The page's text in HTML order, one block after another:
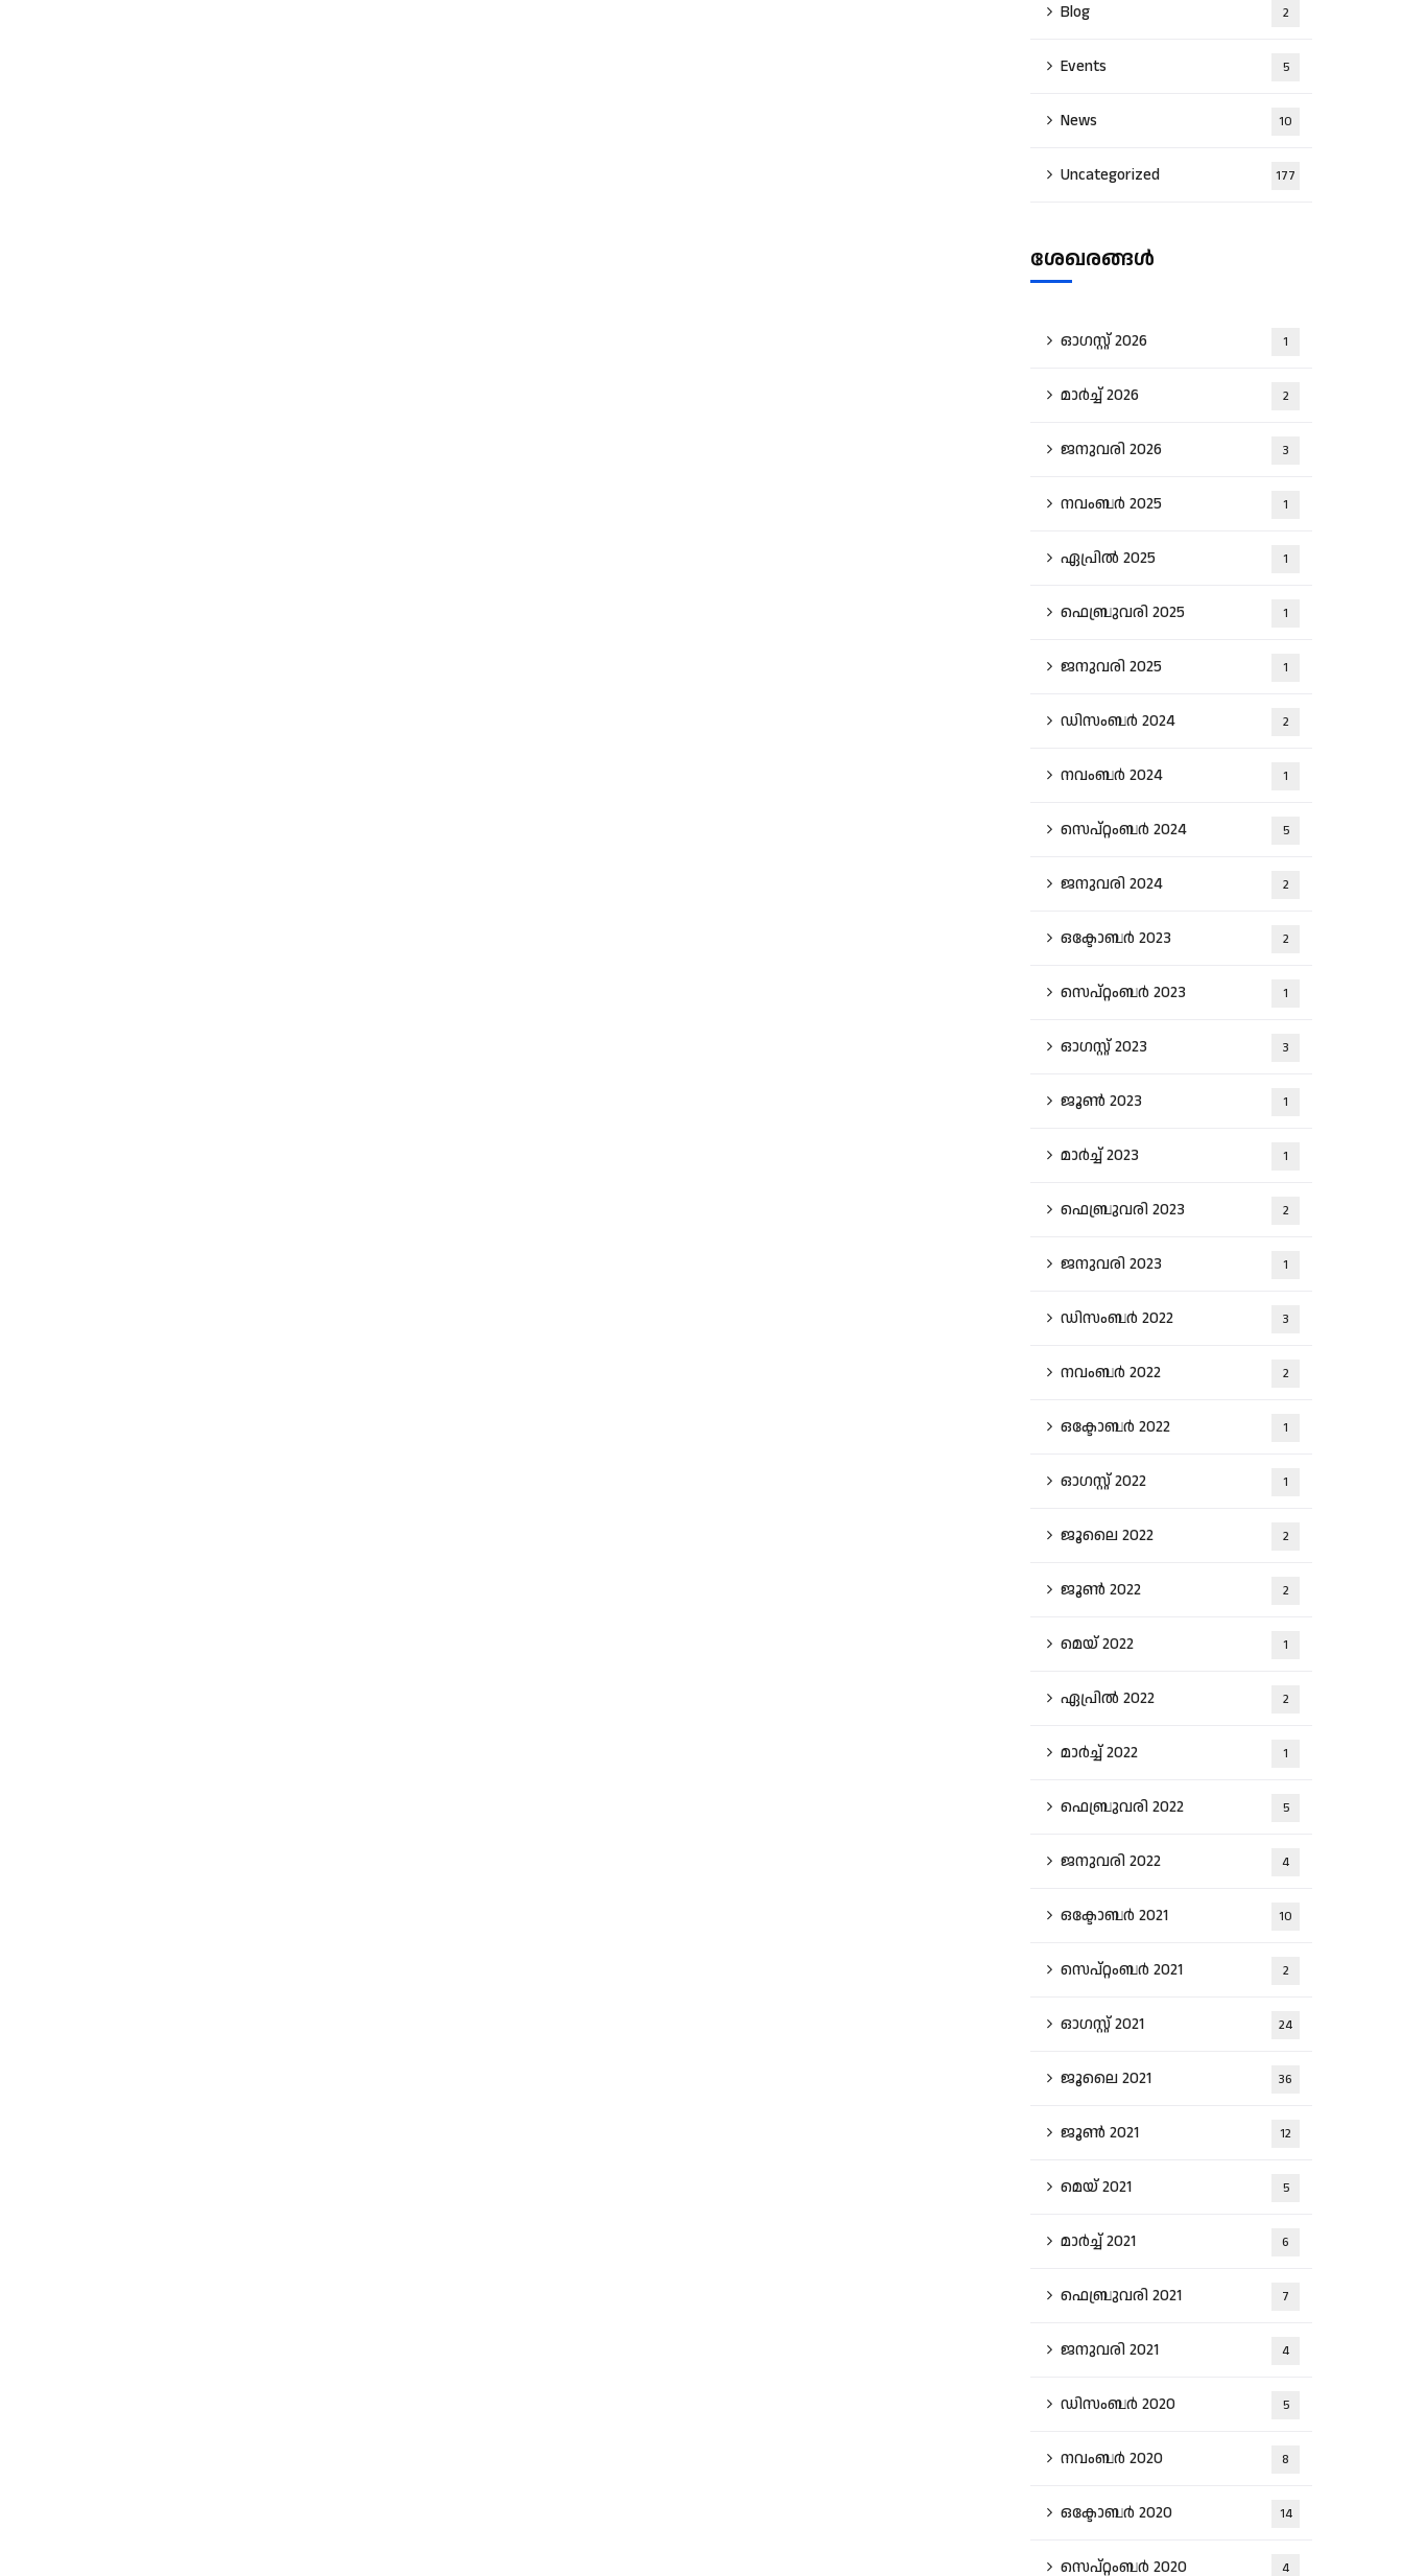
Blog 2
Events 5
News 10
Uncategorized 177
ശേഖരങ്ങൾ
ഓഗസ്റ്റ്‌ 2026 1
മാർച്ച്‌ 2026 2
ജനുവരി 2026 3
നവംബർ 2025 1
ഏപ്രിൽ 2025 1
ഫെബ്രുവരി 2025 1
ജനുവരി 2025 1
ഡിസംബർ 2024 2
നവംബർ 2024 1
സെപ്റ്റംബർ 2024 5
ജനുവരി 2024 2
ഒക്ടോബർ 2023 2
സെപ്റ്റംബർ 2023 1
ഓഗസ്റ്റ്‌ 2023 3
ജൂൺ 2023 1
മാർച്ച്‌ 2023 1
ഫെബ്രുവരി 2023 2
ജനുവരി 2023 1
ഡിസംബർ 2022 3
നവംബർ 2022 2
ഒക്ടോബർ 2022 1
ഓഗസ്റ്റ്‌ 2022 1
ജൂലൈ 2022 2
ജൂൺ 2022 2
മെയ്‌ 2022 1
ഏപ്രിൽ 2022 2
മാർച്ച്‌ 2022 1
ഫെബ്രുവരി 2022 5
ജനുവരി 2022 4
ഒക്ടോബർ 2021 10
സെപ്റ്റംബർ 2021 2
ഓഗസ്റ്റ്‌ 2021 24
ജൂലൈ 2021 36
ജൂൺ 2021 12
മെയ്‌ 2021 5
മാർച്ച്‌ 2021 6
ഫെബ്രുവരി 2021 7
ജനുവരി 2021 4
ഡിസംബർ 2020 5
നവംബർ 2020 8
ഒക്ടോബർ 2020 14
സെപ്റ്റംബർ 2020 4